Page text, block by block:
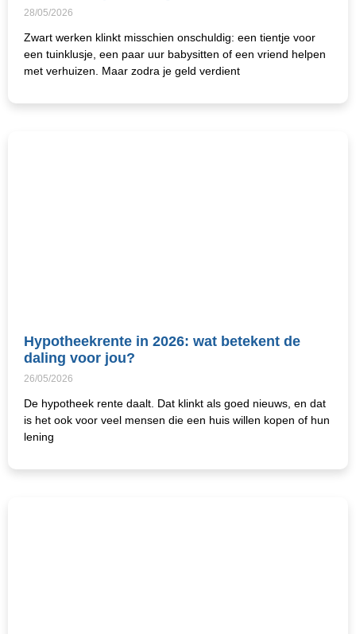
28/05/2026
Zwart werken klinkt misschien onschuldig: een tientje voor
een tuinklusje, een paar uur babysitten of een vriend helpen
met verhuizen. Maar zodra je geld verdient
Hypotheekrente in 2026: wat betekent de
daling voor jou?
26/05/2026
De hypotheek rente daalt. Dat klinkt als goed nieuws, en dat
is het ook voor veel mensen die een huis willen kopen of hun
lening